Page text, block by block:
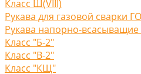
Класс Ш(VIII)
Рукава для газовой сварки
Рукава напорно-всасыващие
Класс "Б-2"
Класс "В-2"
Класс "КЩ"